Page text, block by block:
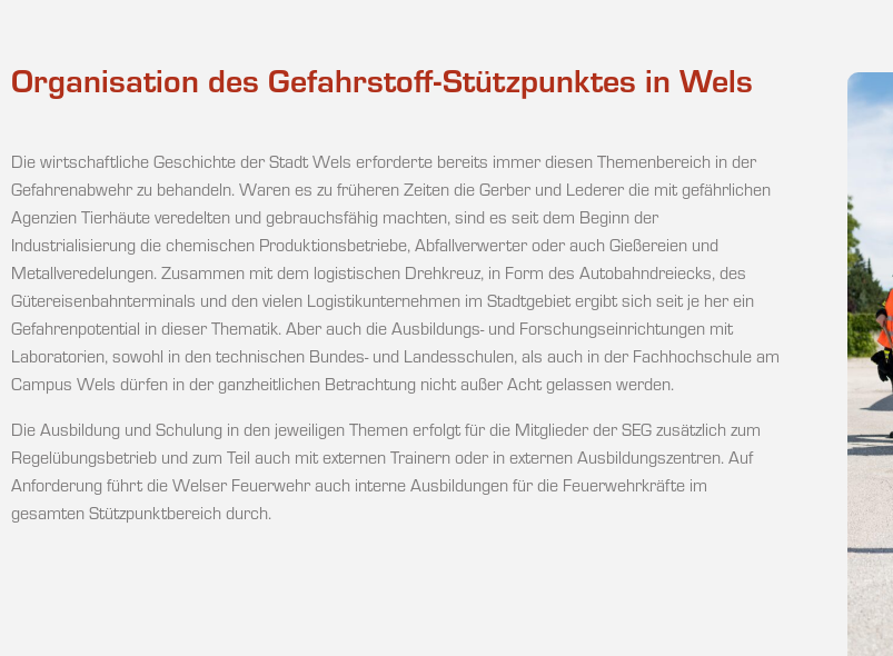
Organisation des Gefahrstoff-Stützpunktes in Wels
Die wirtschaftliche Geschichte der Stadt Wels erforderte bereits immer diesen Themenbereich in der
Gefahrenabwehr zu behandeln. Waren es zu früheren Zeiten die Gerber und Lederer die mit gefährlichen
Agenzien Tierhäute veredelten und gebrauchsfähig machten, sind es seit dem Beginn der
Industrialisierung die chemischen Produktionsbetriebe, Abfallverwerter oder auch Gießereien und
Metallveredelungen. Zusammen mit dem logistischen Drehkreuz, in Form des Autobahndreiecks, des
Gütereisenbahnterminals und den vielen Logistikunternehmen im Stadtgebiet ergibt sich seit je her ein
Gefahrenpotential in dieser Thematik. Aber auch die Ausbildungs- und Forschungseinrichtungen mit
Laboratorien, sowohl in den technischen Bundes- und Landesschulen, als auch in der Fachhochschule am
Campus Wels dürfen in der ganzheitlichen Betrachtung nicht außer Acht gelassen werden.
Die Ausbildung und Schulung in den jeweiligen Themen erfolgt für die Mitglieder der SEG zusätzlich zum
Regelübungsbetrieb und zum Teil auch mit externen Trainern oder in externen Ausbildungszentren. Auf
Anforderung führt die Welser Feuerwehr auch interne Ausbildungen für die Feuerwehrkräfte im
gesamten Stützpunktbereich durch.